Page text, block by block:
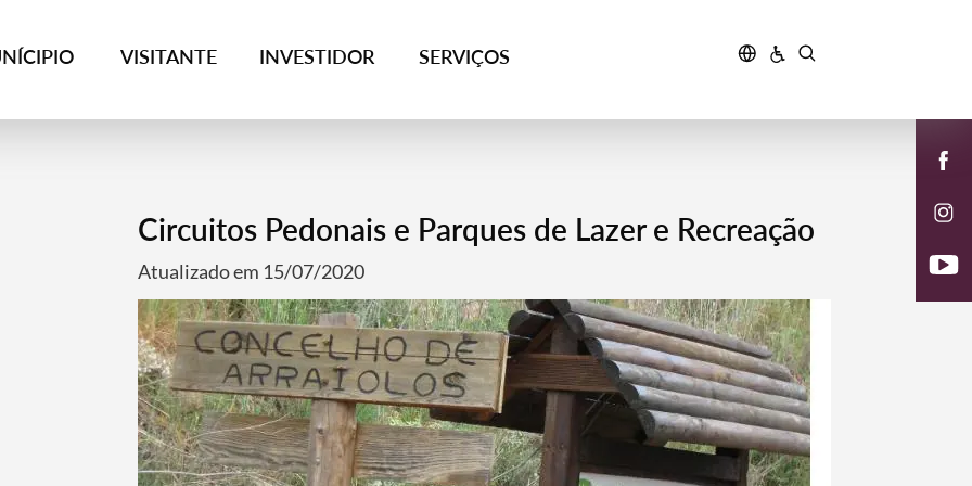
VISITANTE INVESTIDOR SERVIÇOS
Circuitos Pedonais e Parques de Lazer e Recreação
Atualizado em 15/07/2020